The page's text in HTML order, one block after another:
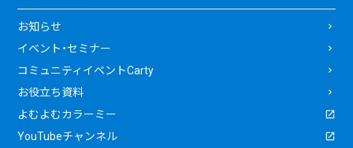
お知らせ
イベント・セミナー
コミュニティイベントCarty
お役立ち資料
よむよむカラーミー
YouTubeチャンネル